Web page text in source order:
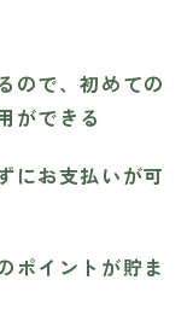
ので、初めての
ができる
にお支払いが可
ポイントが貯ま